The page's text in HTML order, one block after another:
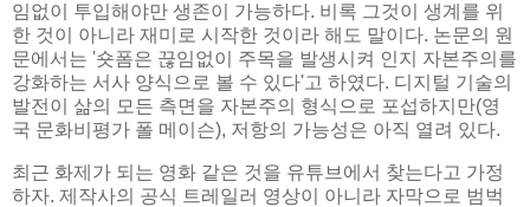
임없이 투입해야만 생존이 가능하다. 비록 그것이 생계를 위
한 것이 아니라 재미로 시작한 것이라 해도 말이다. 논문의 원
문에서는 '숏폼은 끊임없이 주목을 발생시켜 인지 자본주의를
강화하는 서사 양식으로 볼 수 있다'고 하였다. 디지털 기술의
발전이 삶의 모든 측면을 자본주의 형식으로 포섭하지만(영
국 문화비평가 폴 메이슨), 저항의 가능성은 아직 열려 있다.
최근 화제가 되는 영화 같은 것을 유튜브에서 찾는다고 가정
하자. 제작사의 공식 트레일러 영상이 아니라 자막으로 범벅